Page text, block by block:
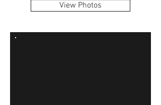
View Photos